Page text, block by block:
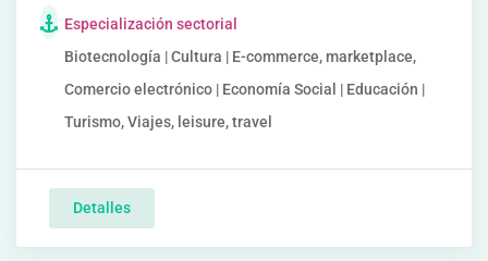
Especialización sectorial
Biotecnología | Cultura | E-commerce, marketplace,
Comercio electrónico | Economía Social | Educación |
Turismo, Viajes, leisure, travel
Detalles